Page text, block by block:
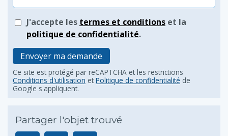
J'accepte les termes et conditions et la
politique de confidentialité.
Envoyer ma demande
Ce site est protégé par reCAPTCHA et les restrictions
Conditions d'utilisation et Politique de confidentialité de
Google s'appliquent.
Partager l'objet trouvé